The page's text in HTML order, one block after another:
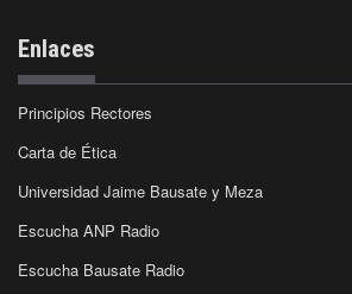
Enlaces
Principios Rectores
Carta de Ética
Universidad Jaime Bausate y Meza
Escucha ANP Radio
Escucha Bausate Radio